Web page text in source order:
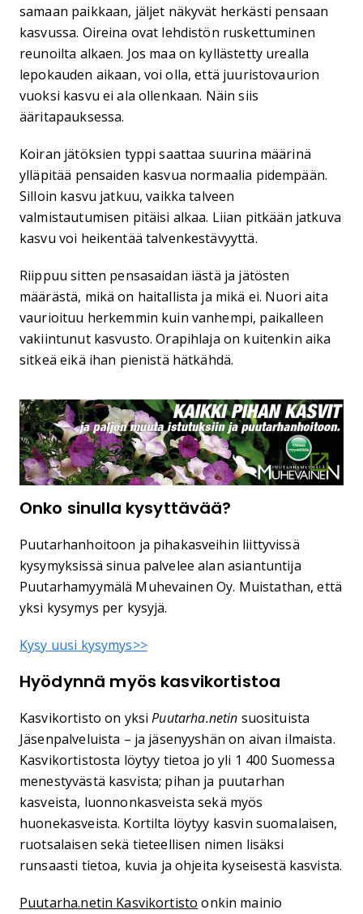
samaan paikkaan, jäljet näkyvät herkästi pensaan
kasvussa. Oireina ovat lehdistön ruskettuminen
reunoilta alkaen. Jos maa on kyllästetty urealla
lepokauden aikaan, voi olla, että juuristovaurion
vuoksi kasvu ei ala ollenkaan. Näin siis
ääritapauksessa.
Koiran jätöksien typpi saattaa suurina määrinä
ylläpitää pensaiden kasvua normaalia pidempään.
Silloin kasvu jatkuu, vaikka talveen
valmistautumisen pitäisi alkaa. Liian pitkään jatkuva
kasvu voi heikentää talvenkestävyyttä.
Riippuu sitten pensasaidan iästä ja jätösten
määrästä, mikä on haitallista ja mikä ei. Nuori aita
vaurioituu herkemmin kuin vanhempi, paikalleen
vakiintunut kasvusto. Orapihlaja on kuitenkin aika
sitkeä eikä ihan pienistä hätkähdä.
Onko sinulla kysyttävää?
Puutarhanhoitoon ja pihakasveihin liittyvissä
kysymyksissä sinua palvelee alan asiantuntija
Puutarhamyymälä Muhevainen Oy. Muistathan, että
yksi kysymys per kysyjä.
Kysy uusi kysymys>>
Hyödynnä myös kasvikortistoa
Kasvikortisto on yksiPuutarha.netin suosituista
Jäsenpalveluista – ja jäsenyyshän on aivan ilmaista.
Kasvikortistosta löytyy tietoa jo yli 1 400 Suomessa
menestyvästä kasvista; pihan ja puutarhan
kasveista, luonnonkasveista sekä myös
huonekasveista. Kortilta löytyy kasvin suomalaisen,
ruotsalaisen sekä tieteellisen nimen lisäksi
runsaasti tietoa, kuvia ja ohjeita kyseisestä kasvista.
Puutarha.netin Kasvikortisto onkin mainio